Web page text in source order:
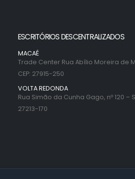
ESCRITÓRIOS DESCENTRALIZADOS
MACAÉ
Trade Center Rua Abílio Moreira de
CEP: 27915-250
VOLTA REDONDA
Rua Simão da Cunha Gago, nº 120
27213-170